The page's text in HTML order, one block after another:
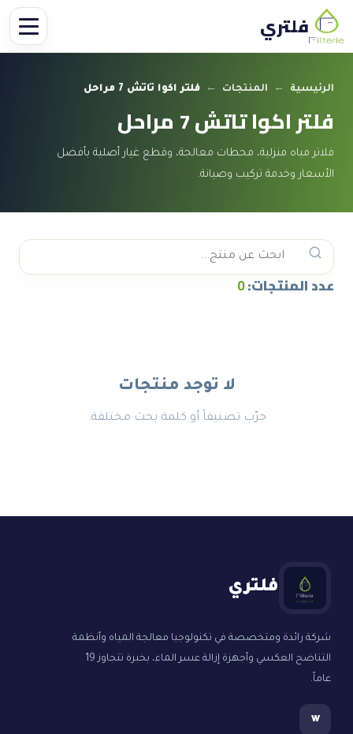
فلتري
الرئيسية ← المنتجات ← فلتر اكوا تاتش 7 مراحل
فلتر اكوا تاتش 7 مراحل
فلاتر مياه منزلية، محطات معالجة، وقطع غيار أصلية بأفضل
الأسعار وخدمة تركيب وصيانة.
عدد المنتجات:0
لا توجد منتجات
جرّب تصنيفاً أو كلمة بحث مختلفة.
فلتري
شركة رائدة ومتخصصة في تكنولوجيا معالجة المياه وأنظمة
التناضح العكسي وأجهزة إزالة عسر الماء، بخبرة تتجاوز 19
عاماً.
w